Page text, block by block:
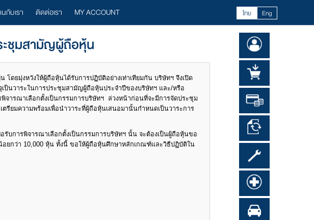
กับเรา ติดต่อเรา MY ACCOUNT ไทย Eng
ะชุมสามัญผู้ถือหุ้น
ดยมุ่งหวังให้ผู้ถือหุ้นได้รับการปฏิบัติอย่างเท่าเทียมกัน บริษัทฯ จึงเปิด
ป็นวาระในการประชุมสามัญผู้ถือหุ้นประจำปีของบริษัทฯ และ/หรือ
ารณาเลือกตั้งเป็นกรรมการบริษัทฯ ล่วงหน้าก่อนที่จะมีการจัดประชุม
มความพร้อมเพื่อนำวาระที่ผู้ถือหุ้นเสนอมานั้นกำหนดเป็นวาระการ
บการพิจารณาเลือกตั้งเป็นกรรมการบริษัทฯ นั้น จะต้องเป็นผู้ถือหุ้นขอ
อยกว่า 10,000 หุ้น ทั้งนี้ ขอให้ผู้ถือหุ้นศึกษาหลักเกณฑ์และวิธีปฏิบัติใน